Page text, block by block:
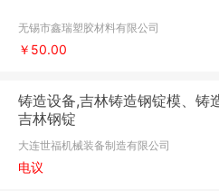
无锡市鑫瑞塑胶材料有限公司
￥50.00
铸造设备,吉林铸造钢锭模、铸
吉林钢锭
大连世福机械装备制造有限公司
电议